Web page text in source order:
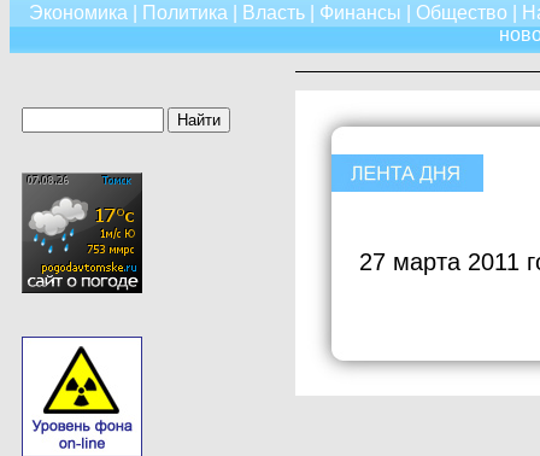
Экономика Политика Власть| Финансы Общество
27 марта 2011